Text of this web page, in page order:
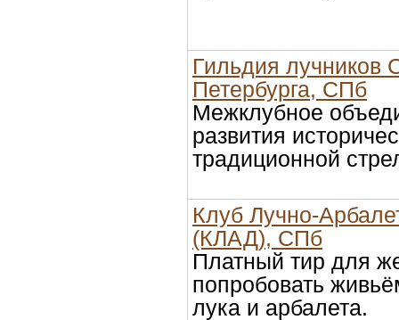
Гильдия лучников
Петербурга, СПб
Межклубное
развития
традиционной
Клуб Лучно-
(КЛАД), СПб
Платный тир для
попробовать
лука и арбалета.